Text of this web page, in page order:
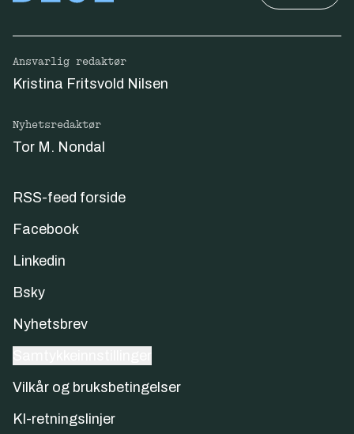
Ansvarlig redaktør
Kristina Fritsvold Nilsen
Nyhetsredaktør
Tor M. Nondal
RSS-feed forside
Facebook
Linkedin
Bsky
Nyhetsbrev
Vilkår og bruksbetingelser
KI-retningslinjer